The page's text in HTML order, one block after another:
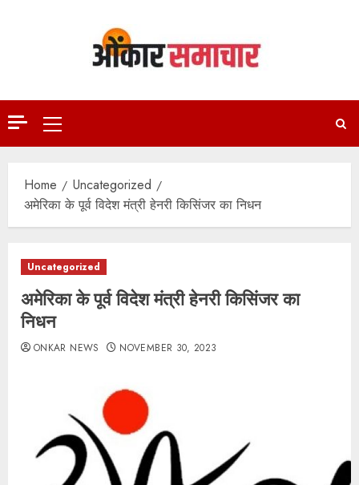
Primary
Menu
Home
Uncategorized
अमेरिका के पूर्व विदेश मंत्री हेनरी किसिंजर का निधन
Uncategorized
अमेरिका के पूर्व विदेश मंत्री हेनरी किसिंजर का
निधन
ONKAR NEWS NOVEMBER 30, 2023